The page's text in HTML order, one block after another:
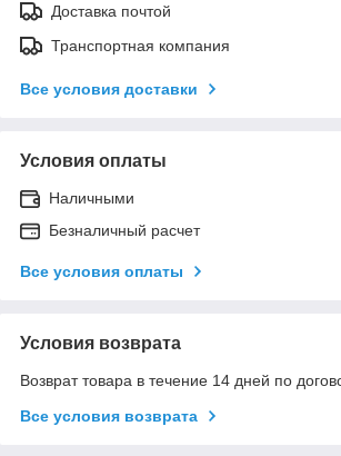
Доставка почтой
Транспортная компания
Все условия доставки
Условия оплаты
Наличными
Безналичный расчет
Все условия оплаты
Условия возврата
Возврат товара в течение 14 дней по
Все условия возврата